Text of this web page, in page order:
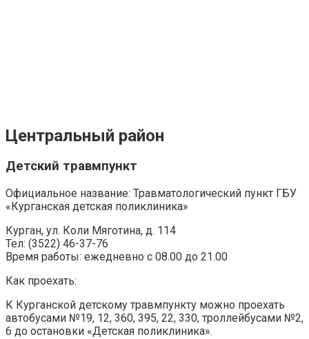
Центральный район
Детский травмпункт
Официальное название: Травматологический пункт ГБУ
«Курганская детская поликлиника»
Курган, ул. Коли Мяготина, д. 114
Тел: (3522) 46-37-76
Время работы: ежедневно с 08.00 до 21.00
Как проехать:
К Курганской детскому травмпункту можно проехать
автобусами №19, 12, 360, 395, 22, 330, троллейбусами №2,
6 до остановки «Детская поликлиника».